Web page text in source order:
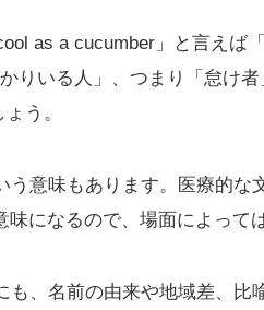
as a cucumber」と言えば
りいる人」、つまり「怠け
う。
意味もあります。医療的な
になるので、場面によって
も、名前の由来や地域差、比